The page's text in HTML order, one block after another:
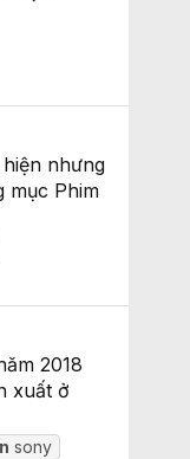
nhưng
mục Phim
2018
xuất ở
sony